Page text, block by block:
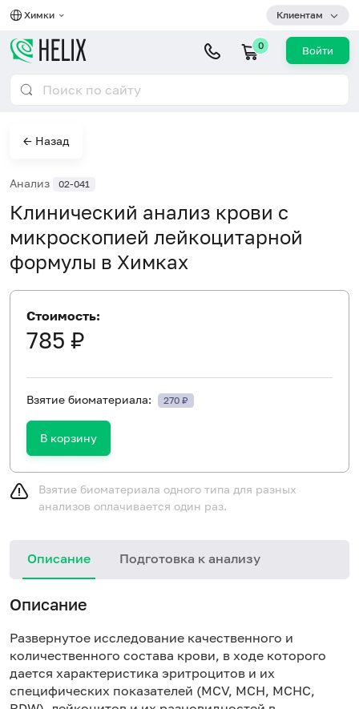
Химки Клиентам
0 Войти
← Назад
Анализ 02-041
Клинический анализ крови с
микроскопией лейкоцитарной
формулы в Химках
Стоимость:
785 ₽
Взятие биоматериала: 270 ₽
В корзину
Взятие биоматериала одного типа для разных
анализов оплачивается один раз.
Описание Подготовка к анализу
Описание
Развернутое исследование качественного и
количественного состава крови, в ходе которого
дается характеристика эритроцитов и их
специфических показателей (MCV, MCH, MCHC,